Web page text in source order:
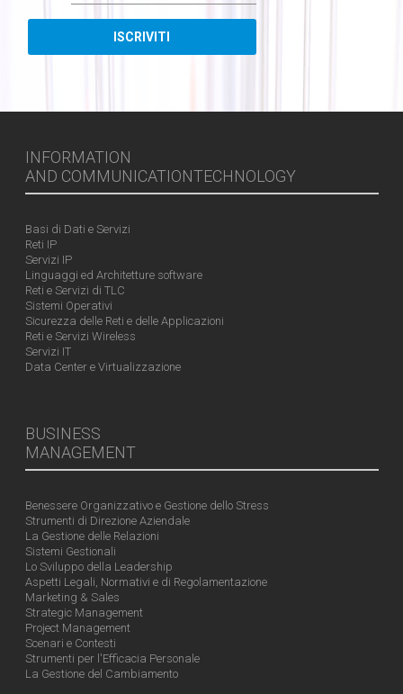
INFORMATION
AND COMMUNICATIONTECHNOLOGY
Basi di Dati e Servizi
Reti IP
Servizi IP
Linguaggi ed Architetture software
Reti e Servizi di TLC
Sistemi Operativi
Sicurezza delle Reti e delle Applicazioni
Reti e Servizi Wireless
Servizi IT
Data Center e Virtualizzazione
BUSINESS
MANAGEMENT
Benessere Organizzativo e Gestione dello Stress
Strumenti di Direzione Aziendale
La Gestione delle Relazioni
Sistemi Gestionali
Lo Sviluppo della Leadership
Aspetti Legali, Normativi e di Regolamentazione
Marketing & Sales
Strategic Management
Project Management
Scenari e Contesti
Strumenti per l'Efficacia Personale
La Gestione del Cambiamento